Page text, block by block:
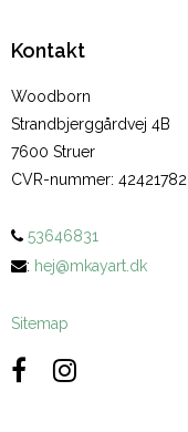
Kontakt
Woodborn
Strandbjerggårdvej 4B
7600 Struer
CVR-nummer: 42421782
53646831
: hej@mkayart.dk
Sitemap